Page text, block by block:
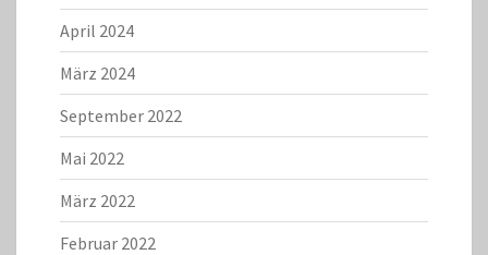
April 2024
März 2024
September 2022
Mai 2022
März 2022
Februar 2022